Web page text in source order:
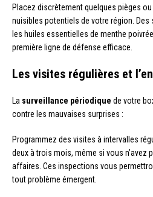
Placez discrètement quelques pièges
nuisibles potentiels de votre région.
les huiles essentielles de menthe
première ligne de défense efficace.
Les visites régulières et
La surveillance périodique de votre
contre les mauvaises surprises :
Programmez des visites à intervalles
deux à trois mois, même si vous n’avez
affaires. Ces inspections vous
tout problème émergent.